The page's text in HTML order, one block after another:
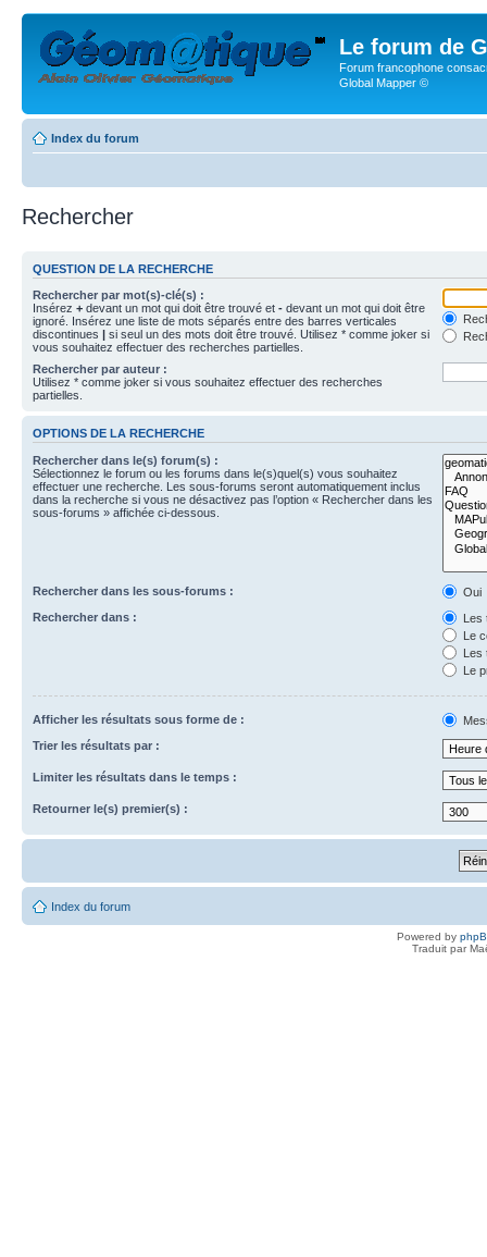
Le forum de
Forum francophone
Global Mapper ©
Index du forum
Rechercher
QUESTION DE LA RECHERCHE
Rechercher par mot(s)-clé(s) :
Insérez + devant un mot qui doit être trouvé et - devant un mot qui doit être
ignoré. Insérez une liste de mots séparés entre des barres verticales
discontinues | si seul un des mots doit être trouvé. Utilisez * comme joker si
vous souhaitez effectuer des recherches partielles.
Rechercher par auteur :
Utilisez * comme joker si vous souhaitez effectuer des recherches
partielles.
OPTIONS DE LA RECHERCHE
Rechercher dans le(s) forum(s) :
Sélectionnez le forum ou les forums dans le(s)quel(s) vous souhaitez
effectuer une recherche. Les sous-forums seront automatiquement inclus
dans la recherche si vous ne désactivez pas l’option « Rechercher dans les
sous-forums » affichée ci-dessous.
Rechercher dans les sous-forums :
Oui
Rechercher dans :
Les
Le
Les
Le
Afficher les résultats sous forme de :
Trier les résultats par :
Limiter les résultats dans le temps :
Retourner le(s) premier(s) :
Index du forum
Powered by
Traduit par